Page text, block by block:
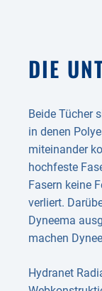
DIE
Beide Tücher
in denen
miteinander
hochfeste
Fasern keine
verliert.
Dyneema
machen
Hydranet